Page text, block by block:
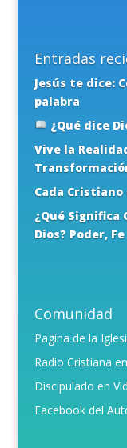
Entradas
Jesús te dice:
palabra
¿Qué dice
Vive la
Cada
¿Qué Significa
Dios? Poder,
Comunidad
Pagina de la
Radio Cristiana
Discipulado en
Facebook del